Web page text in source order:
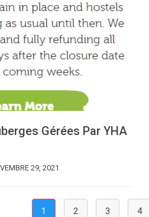
Gérées Par YHA
29, 2021
1 (current)
2 3 4